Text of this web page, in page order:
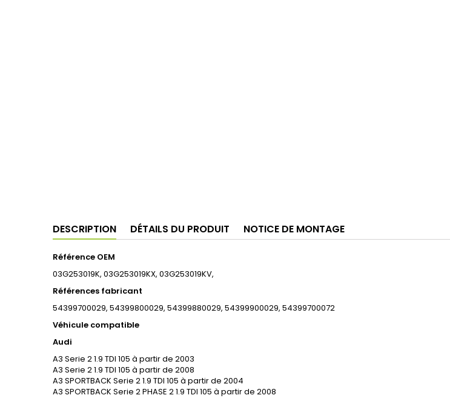
DESCRIPTION DÉTAILS DU PRODUIT NOTICE DE MONTAGE
Référence OEM
03G253019K, 03G253019KX, 03G253019KV,
Références fabricant
54399700029, 54399800029, 54399880029, 54399900029, 54399700072
Véhicule compatible
Audi
A3 Serie 2 1.9 TDI 105 à partir de 2003
A3 Serie 2 1.9 TDI 105 à partir de 2008
A3 SPORTBACK Serie 2 1.9 TDI 105 à partir de 2004
A3 SPORTBACK Serie 2 PHASE 2 1.9 TDI 105 à partir de 2008